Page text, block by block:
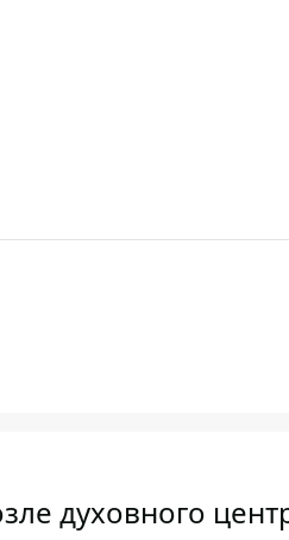
духовного